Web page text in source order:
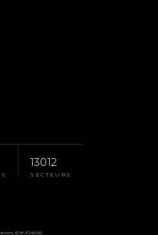
13012
SECTEURS
82 M², €249,000